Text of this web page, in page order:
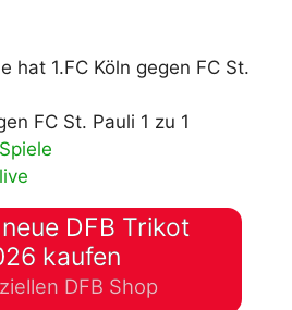
hat 1.FC Köln gegen FC St.
FC St. Pauli 1 zu 1
DFB Trikot
kaufen
DFB Shop